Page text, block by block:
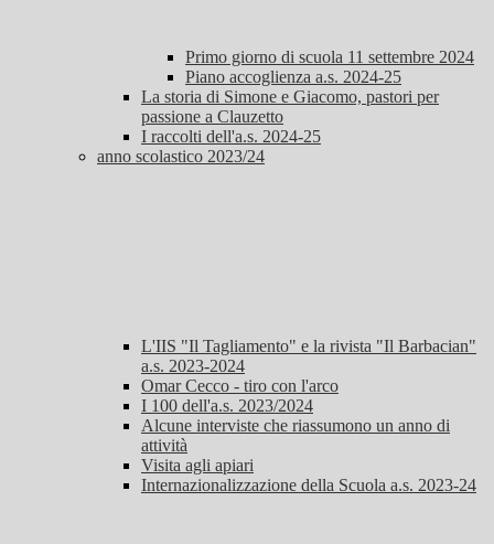
Primo giorno di scuola 11 settembre 2024
Piano accoglienza a.s. 2024-25
La storia di Simone e Giacomo, pastori per
passione a Clauzetto
I raccolti dell'a.s. 2024-25
anno scolastico 2023/24
L'IIS "Il Tagliamento" e la rivista "Il Barbacian"
a.s. 2023-2024
Omar Cecco - tiro con l'arco
I 100 dell'a.s. 2023/2024
Alcune interviste che riassumono un anno di
attività
Visita agli apiari
Internazionalizzazione della Scuola a.s. 2023-24